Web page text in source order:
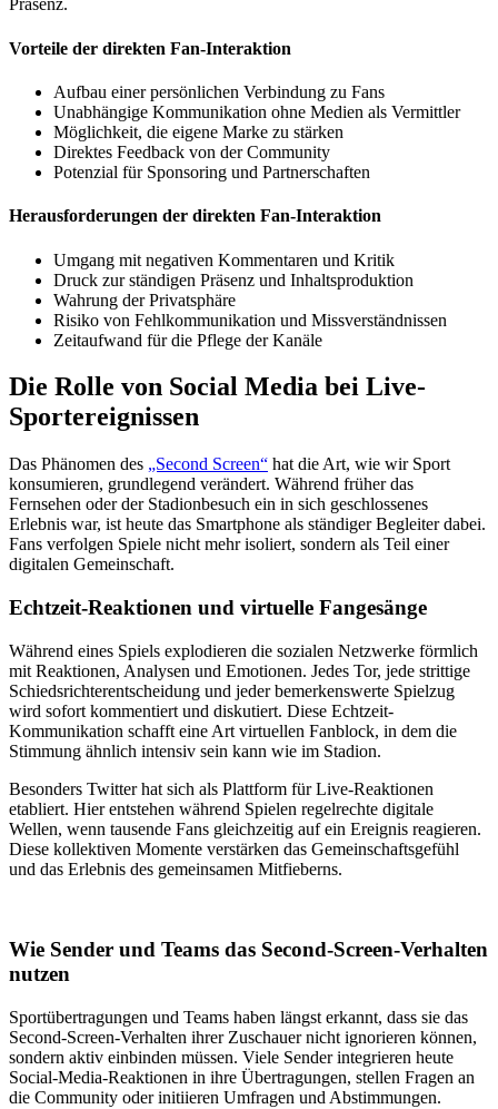
Präsenz.
Vorteile der direkten Fan-Interaktion
Aufbau einer persönlichen Verbindung zu Fans
Unabhängige Kommunikation ohne Medien als Vermittler
Möglichkeit, die eigene Marke zu stärken
Direktes Feedback von der Community
Potenzial für Sponsoring und Partnerschaften
Herausforderungen der direkten Fan-Interaktion
Umgang mit negativen Kommentaren und Kritik
Druck zur ständigen Präsenz und Inhaltsproduktion
Wahrung der Privatsphäre
Risiko von Fehlkommunikation und Missverständnissen
Zeitaufwand für die Pflege der Kanäle
Die Rolle von Social Media bei Live-
Sportereignissen
Das Phänomen des „Second Screen“ hat die Art, wie wir Sport
konsumieren, grundlegend verändert. Während früher das
Fernsehen oder der Stadionbesuch ein in sich geschlossenes
Erlebnis war, ist heute das Smartphone als ständiger Begleiter dabei.
Fans verfolgen Spiele nicht mehr isoliert, sondern als Teil einer
digitalen Gemeinschaft.
Echtzeit-Reaktionen und virtuelle Fangesänge
Während eines Spiels explodieren die sozialen Netzwerke förmlich
mit Reaktionen, Analysen und Emotionen. Jedes Tor, jede strittige
Schiedsrichterentscheidung und jeder bemerkenswerte Spielzug
wird sofort kommentiert und diskutiert. Diese Echtzeit-
Kommunikation schafft eine Art virtuellen Fanblock, in dem die
Stimmung ähnlich intensiv sein kann wie im Stadion.
Besonders Twitter hat sich als Plattform für Live-Reaktionen
etabliert. Hier entstehen während Spielen regelrechte digitale
Wellen, wenn tausende Fans gleichzeitig auf ein Ereignis reagieren.
Diese kollektiven Momente verstärken das Gemeinschaftsgefühl
und das Erlebnis des gemeinsamen Mitfieberns.
Wie Sender und Teams das Second-Screen-Verhalten
nutzen
Sportübertragungen und Teams haben längst erkannt, dass sie das
Second-Screen-Verhalten ihrer Zuschauer nicht ignorieren können,
sondern aktiv einbinden müssen. Viele Sender integrieren heute
Social-Media-Reaktionen in ihre Übertragungen, stellen Fragen an
die Community oder initiieren Umfragen und Abstimmungen.